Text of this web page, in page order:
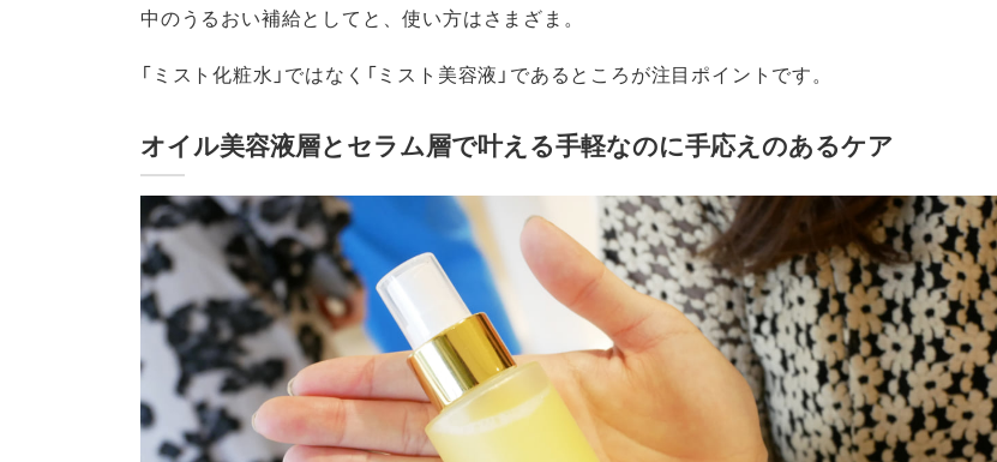
中のうるおい補給としてと、使い方はさまざま。
「ミスト化粧水」ではなく「ミスト美容液」であるところが注目ポイントです。
オイル美容液層とセラム層で叶える手軽なのに手応えのあるケア